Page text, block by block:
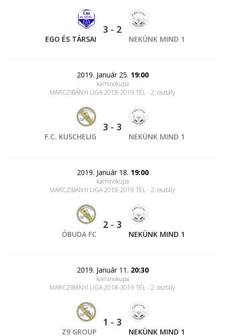
EGO ÉS TÁRSAI
3 - 2
NEKÜNK MIND 1
2019. Január 25. 19:00
kaminokupa
MARCZIBÁNYI LIGA 2018-2019 TÉL - 2. osztály
F.C. KUSCHELIG
3 - 3
NEKÜNK MIND 1
2019. Január 18. 19:00
kaminokupa
MARCZIBÁNYI LIGA 2018-2019 TÉL - 2. osztály
ÓBUDA FC
2 - 3
NEKÜNK MIND 1
2019. Január 11. 20:30
kaminokupa
MARCZIBÁNYI LIGA 2018-2019 TÉL - 2. osztály
Z9 GROUP
1 - 3
NEKÜNK MIND 1